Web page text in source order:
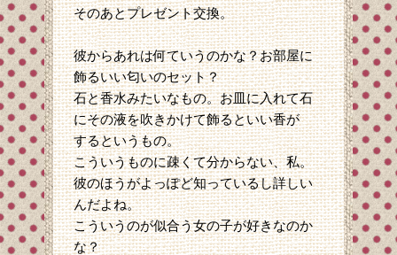
そのあとプレゼント交換。
彼からあれは何ていうのかな？お部屋に
飾るいい匂いのセット？
石と香水みたいなもの。お皿に入れて石
にその液を吹きかけて飾るといい香が
するというもの。
こういうものに疎くて分からない、私。
彼のほうがよっぽど知っているし詳しい
んだよね。
こういうのが似合う女の子が好きなのか
な？